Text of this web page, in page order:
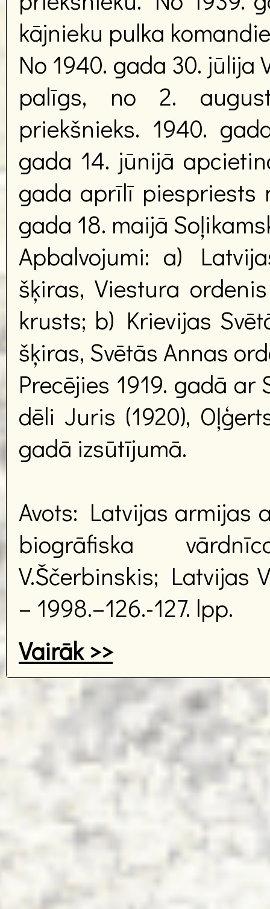
kājnieku pulka
No 1940. gada 30. jūlija
palīgs, no 2.
priekšnieks. 1940.
gada 14. jūnijā
gada aprīlī piespriests
gada 18. maijā
Apbalvojumi: a)
šķiras, Viestura
krusts; b) Krievijas
šķiras, Svētās Annas
Precējies 1919. gadā ar
dēli Juris (1920),
gadā izsūtījumā.
Avots: Latvijas armijas
biogrāfiska
V.Ščerbinskis; Latvijas
– 1998.–126.-127. lpp.
Vairāk >>